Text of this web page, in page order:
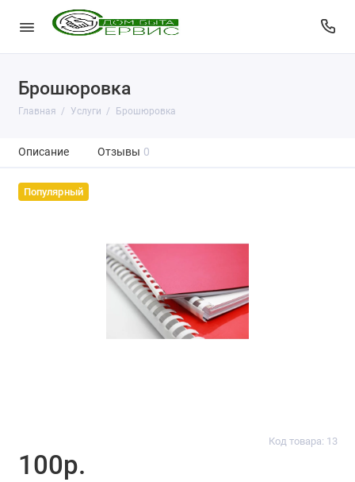
Брошюровка
Главная Услуги Брошюровка
Описание Отзывы 0
Популярный
Код товара: 13
100р.